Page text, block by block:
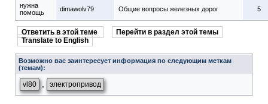
нужна
помощь
dimawolv79 Общие вопросы железных дорог 5
Ответить в этой теме
Перейти в раздел этой темы
Translate to English
Возможно вас заинтересует информация по следующим меткам
(темам):
vl80 электропривод